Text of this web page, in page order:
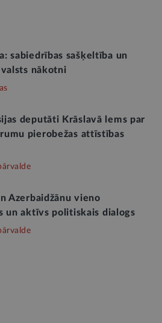
sabiedrības sašķeltība un
nākotni
deputāti Krāslavā lems par
pierobežas attīstības
Azerbaidžānu vieno
un aktīvs politiskais dialogs